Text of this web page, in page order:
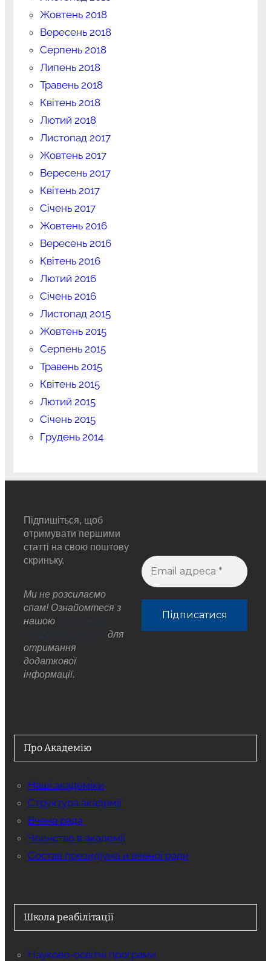
Жовтень 2018
Вересень 2018
Серпень 2018
Липень 2018
Травень 2018
Квітень 2018
Лютий 2018
Листопад 2017
Жовтень 2017
Вересень 2017
Квітень 2017
Січень 2017
Жовтень 2016
Вересень 2016
Квітень 2016
Лютий 2016
Січень 2016
Листопад 2015
Жовтень 2015
Серпень 2015
Травень 2015
Квітень 2015
Лютий 2015
Січень 2015
Грудень 2014
Підпишіться, щоб
отримувати першими
статті на свою поштову
скриньку.
Ми не розсилаємо
спам! Ознайомтеся з
нашою
для
отримання
додаткової
інформації.
Про Академію
Наші академіки
Структура академії
Вчена рада
Членство в академії
Состав президіума и вченої ради
Школа реабілітації
Науково-освітні програми